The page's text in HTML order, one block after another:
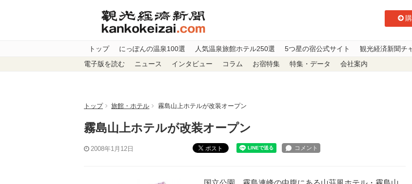
トップ にっぽんの温泉100選 人気温泉旅館ホテル250選 5つ星の宿公式サイト 観光経済新聞チ
電子版を読む ニュース インタビュー コラム お宿特集 特集・データ 会社案内
トップ 旅館・ホテル 霧島山上ホテルが改装オープン
霧島山上ホテルが改装オープン
2008年1月12日 ポスト